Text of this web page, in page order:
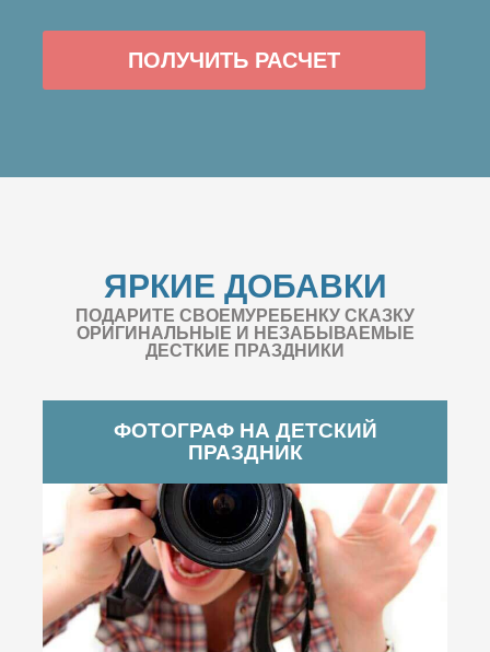
ПОЛУЧИТЬ РАСЧЕТ
ЯРКИЕ ДОБАВКИ
ПОДАРИТЕ СВОЕМУРЕБЕНКУ СКАЗКУ
ОРИГИНАЛЬНЫЕ И НЕЗАБЫВАЕМЫЕ
ДЕСТКИЕ ПРАЗДНИКИ
ФОТОГРАФ НА ДЕТСКИЙ
ПРАЗДНИК